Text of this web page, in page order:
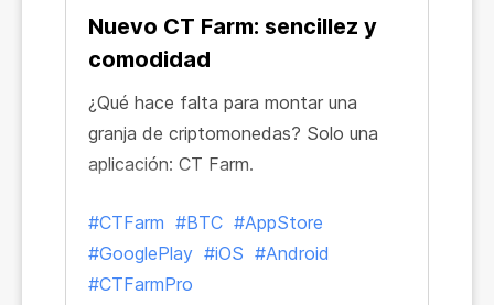
Nuevo CT Farm: sencillez y
comodidad
¿Qué hace falta para montar una
granja de criptomonedas? Solo una
aplicación: CT Farm.
#CTFarm #BTC #AppStore
#GooglePlay #iOS #Android
#CTFarmPro